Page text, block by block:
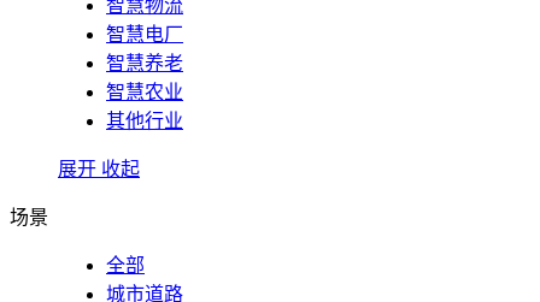
智慧物流
智慧电厂
智慧养老
智慧农业
其他行业
展开 收起
场景
全部
城市道路